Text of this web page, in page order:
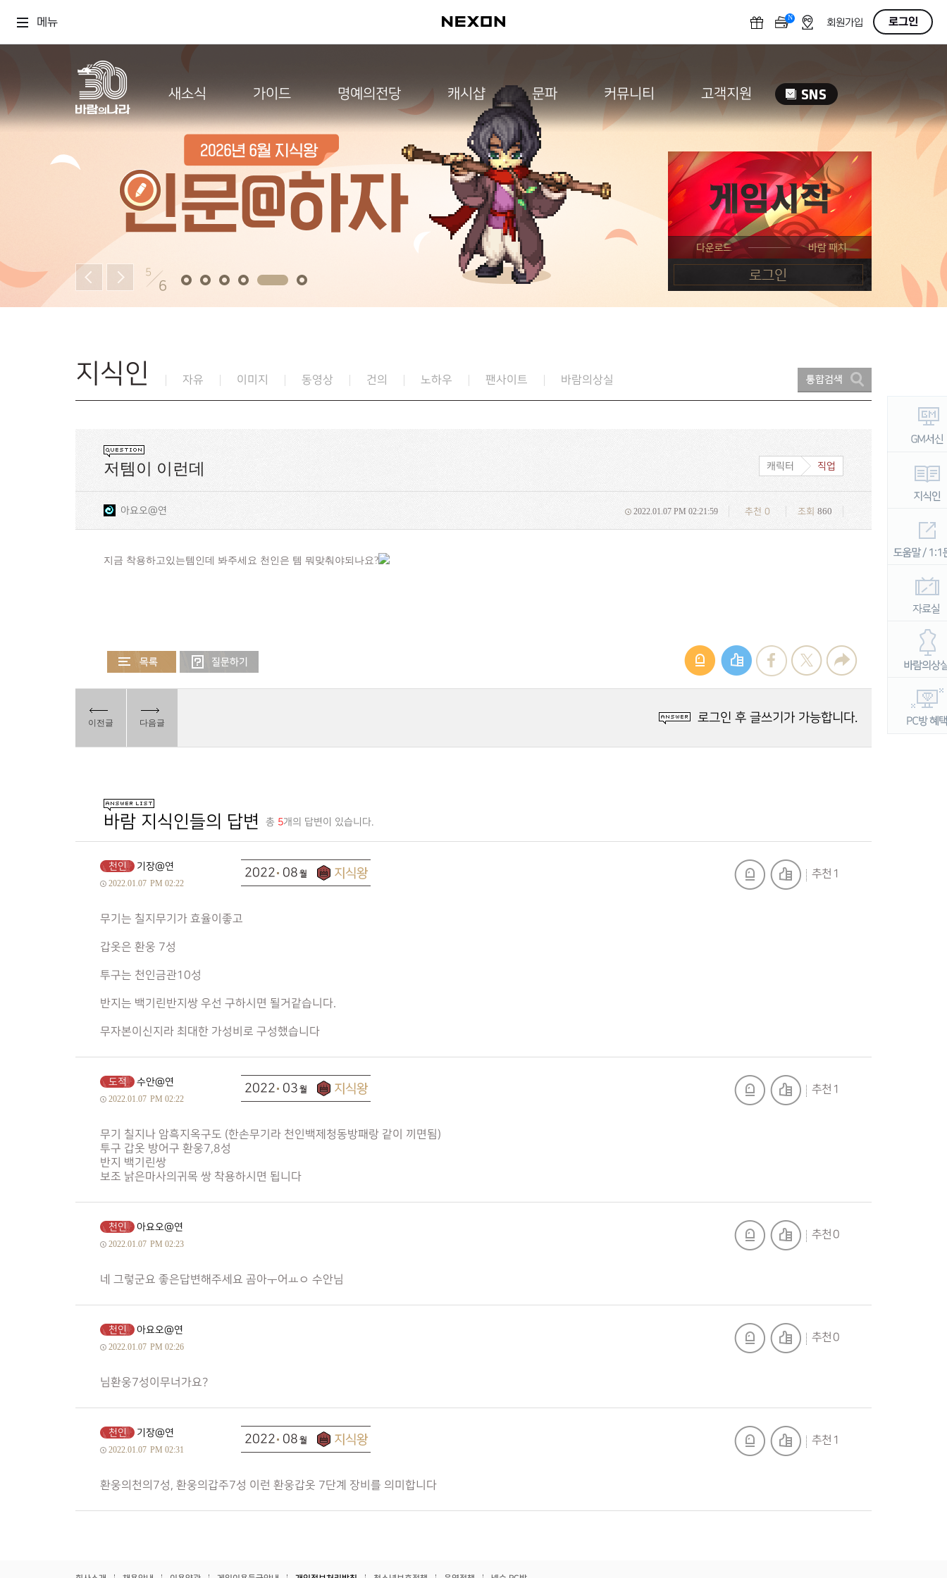
메뉴 N OFF회원가입 로그인
새소식 가이드 명예의전당 캐시샵 문파 커뮤니티 고객지원
5
6
지식인 자유 이미지 동영상 건의 노하우 팬사이트 바람의상실
저템이 이런데 캐릭터 직업
아요오@연 조회860
추천0
2022.01.07 PM 02:21:59
지금 착용하고있는템인데 봐주세요 천인은 템 뭐맞춰야되나요?
이전글 다음글 로그인 후 글쓰기가 가능합니다.
바람 지식인들의 답변 총 5개의 답변이 있습니다.
천인 기장@연
2022.01.07 PM 02:22
무기는 칠지무기가 효율이좋고
갑옷은 환웅 7성
투구는 천인금관10성
반지는 백기린반지쌍 우선 구하시면 될거같습니다.
무자본이신지라 최대한 가성비로 구성했습니다
2022 08 추천 1
도적 수안@연
2022.01.07 PM 02:22
무기 칠지나 암흑지옥구도 (한손무기라 천인백제청동방패랑 같이 끼면됨)
투구 갑옷 방어구 환웅7,8성
반지 백기린쌍
보조 낡은마사의귀목 쌍 착용하시면 됩니다
2022 03 추천 1
천인 아요오@연
2022.01.07 PM 02:23
네 그렇군요 좋은답변해주세요 곰아ㅜ어ㅛㅇ 수안님
추천 0
천인 아요오@연
2022.01.07 PM 02:26
님환웅7성이무너가요?
추천 0
천인 기장@연
2022.01.07 PM 02:31
환웅의천의7성, 환웅의갑주7성 이런 환웅갑옷 7단계 장비를 의미합니다
2022 08 추천 1